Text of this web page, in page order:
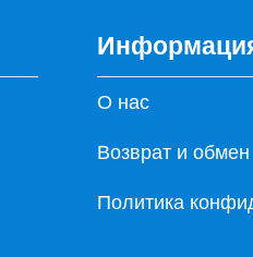
О нас
Возврат и обмен
Политика